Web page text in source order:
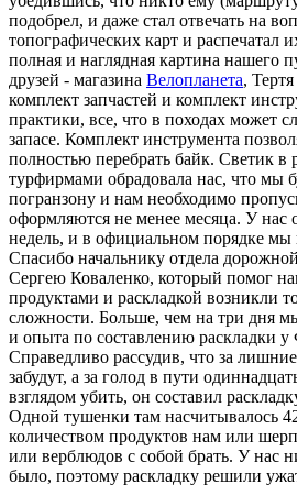
подобрел, и даже стал отвечать на
топографических карт и распечатал
полная и наглядная картина
друзей - магазина Велопланета,
комплект запчастей и комплект
практики, все, что в походах может
запасе. Комплект инструмента
полностью перебрать байк. Светик в
турфирмами обрадовала нас, что мы
погранзону и нам необходимо
оформляются не менее месяца. У нас
недель, и в официальном порядке мы
Спасибо начальнику отдела
Сергею Коваленко, который помог
продуктами и раскладкой возникли
сложности. Больше, чем на три дня
и опыта по составлению раскладки
Справедливо рассудив, что за
забудут, а за голод в пути
взглядом убить, он составил
Одной тушенки там насчитывалось
количеством продуктов нам или
или верблюдов с собой брать. У нас
было, поэтому раскладку решили